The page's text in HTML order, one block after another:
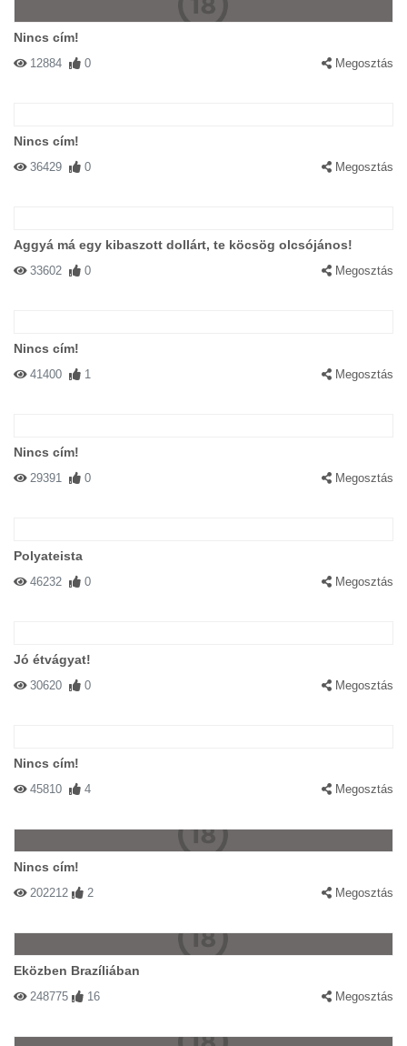
Nincs cím!
12884 0 Megosztás
Nincs cím!
36429 0 Megosztás
Aggyá má egy kibaszott dollárt, te köcsög olcsójános!
33602 0 Megosztás
Nincs cím!
41400 1 Megosztás
Nincs cím!
29391 0 Megosztás
Polyateista
46232 0 Megosztás
Jó étvágyat!
30620 0 Megosztás
Nincs cím!
45810 4 Megosztás
Nincs cím!
202212 2 Megosztás
Eközben Brazíliában
248775 16 Megosztás